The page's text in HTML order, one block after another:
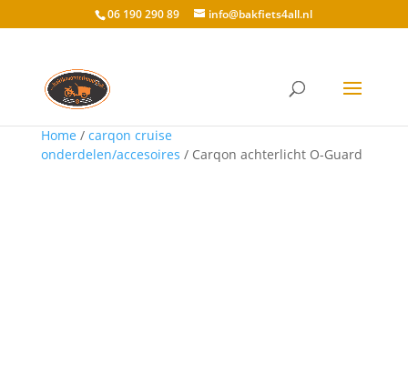
06 190 290 89 info@bakfiets4all.nl
Home / carqon cruise
onderdelen/accesoires / Carqon achterlicht O-Guard